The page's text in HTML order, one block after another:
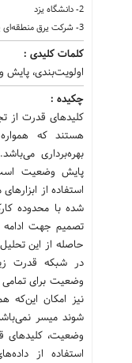
2- دانشگاه یزد
3- شرکت یرق منطقه‌ای یزد
کلمات کلیدی :
اولویت‌بندی،
چکیده :
کلید‌های قدرت از
هستند که
بهره‌برداری
پایش وضعیت
استفاده از
شده با محدوده
تصمیم جهت ادامه
حاصله از این
در شبکه‌ قدرت
وضعیت برای
نیز امکان‌
شوند میسر
وضعیت، کلید‌های
استفاده از